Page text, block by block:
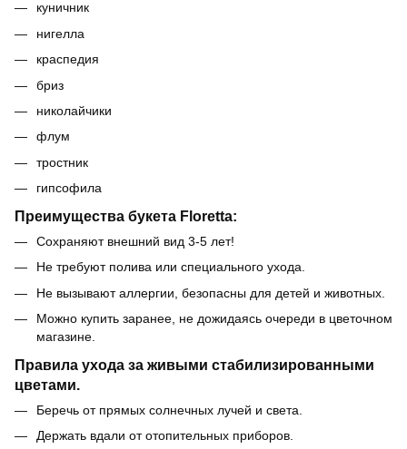
куничник
нигелла
краспедия
бриз
николайчики
флум
тростник
гипсофила
Преимущества букета Floretta:
Сохраняют внешний вид 3-5 лет!
Не требуют полива или специального ухода.
Не вызывают аллергии, безопасны для детей и животных.
Можно купить заранее, не дожидаясь очереди в цветочном
магазине.
Правила ухода за живыми стабилизированными
цветами.
Беречь от прямых солнечных лучей и света.
Держать вдали от отопительных приборов.